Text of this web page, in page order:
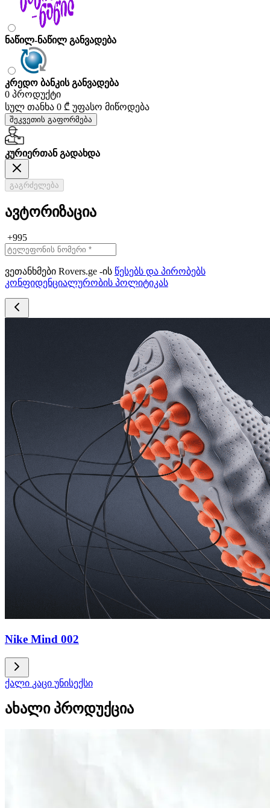
ნაწილ-ნაწილ განვადება
კრედო ბანკის განვადება
0 პროდუქტი
სულ თანხა 0 ₾ უფასო მიწოდება
შეკვეთის გაფორმება
კურიერთან გადახდა
გაგრძელება
ავტორიზაცია
+995
ვეთანხმები Rovers.ge -ის წესებს და პირობებს
კონფიდენციალურობის პოლიტიკას
Nike Mind 002
ქალი კაცი უნისექსი
ახალი პროდუქცია